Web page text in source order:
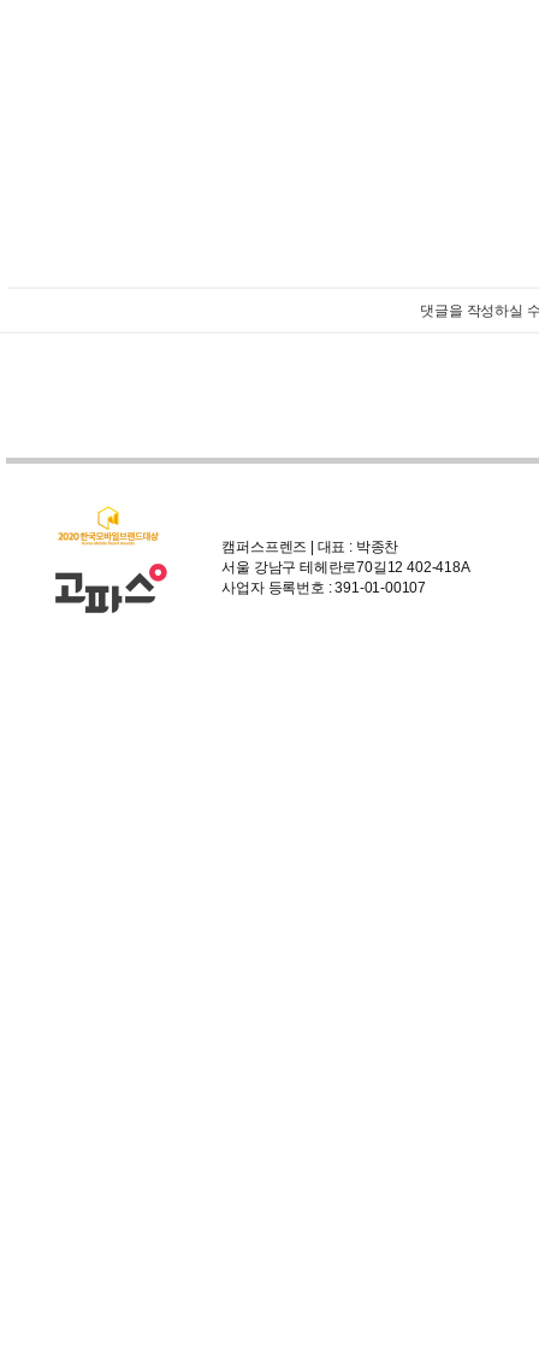
댓글을 작성하실
캠퍼스프렌즈 | 대표 : 박종찬
서울 강남구 테헤란로70길12 402-418A
사업자 등록번호 : 391-01-00107